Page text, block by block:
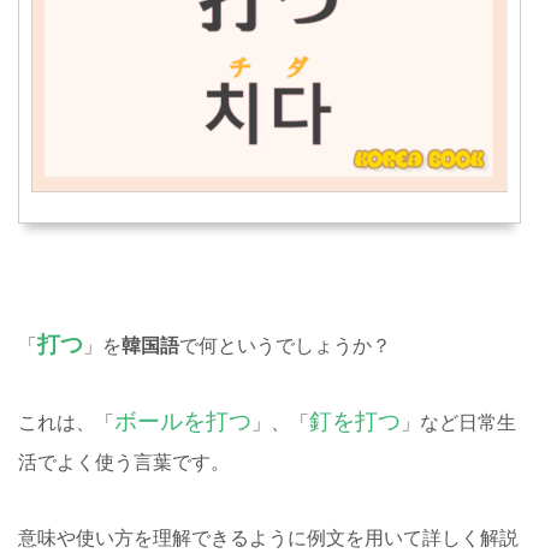
「打つ 」を韓国語で何というでしょうか？
これは、「ボールを打つ 」、「釘を打つ 」など日常生
活でよく使う言葉です。
意味や使い方を理解できるように例文を用いて詳しく解説